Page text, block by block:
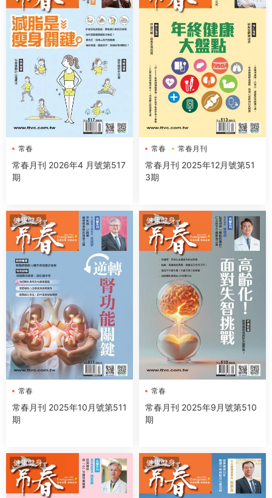
常春
常春月刊 2026年4 月號第517
期
常春 常春月刊
常春月刊 2025年12月號第51
3期
健康健身
常春
常春月刊 2025年10月號第511
期
健康健身
常春
常春月刊 2025年9月號第510
期
健康健身 健康健身